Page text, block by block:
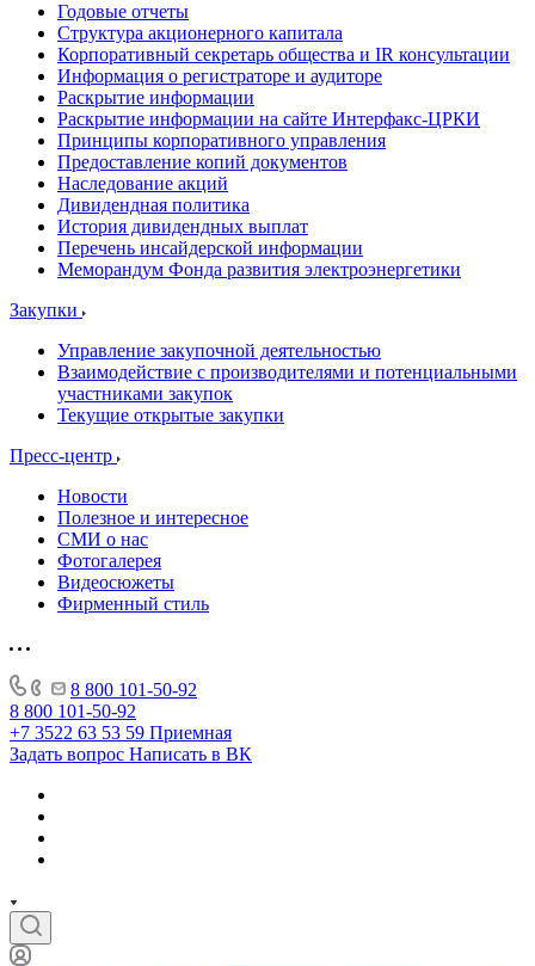
Годовые отчеты
Структура акционерного капитала
Корпоративный секретарь общества и IR консультации
Информация о регистраторе и аудиторе
Раскрытие информации
Раскрытие информации на сайте Интерфакс-ЦРКИ
Принципы корпоративного управления
Предоставление копий документов
Наследование акций
Дивидендная политика
История дивидендных выплат
Перечень инсайдерской информации
Меморандум Фонда развития электроэнергетики
Закупки
Управление закупочной деятельностью
Взаимодействие с производителями и потенциальными
участниками закупок
Текущие открытые закупки
Пресс-центр
Новости
Полезное и интересное
СМИ о нас
Фотогалерея
Видеосюжеты
Фирменный стиль
8 800 101-50-92
8 800 101-50-92
+7 3522 63 53 59 Приемная
Задать вопрос Написать в ВК